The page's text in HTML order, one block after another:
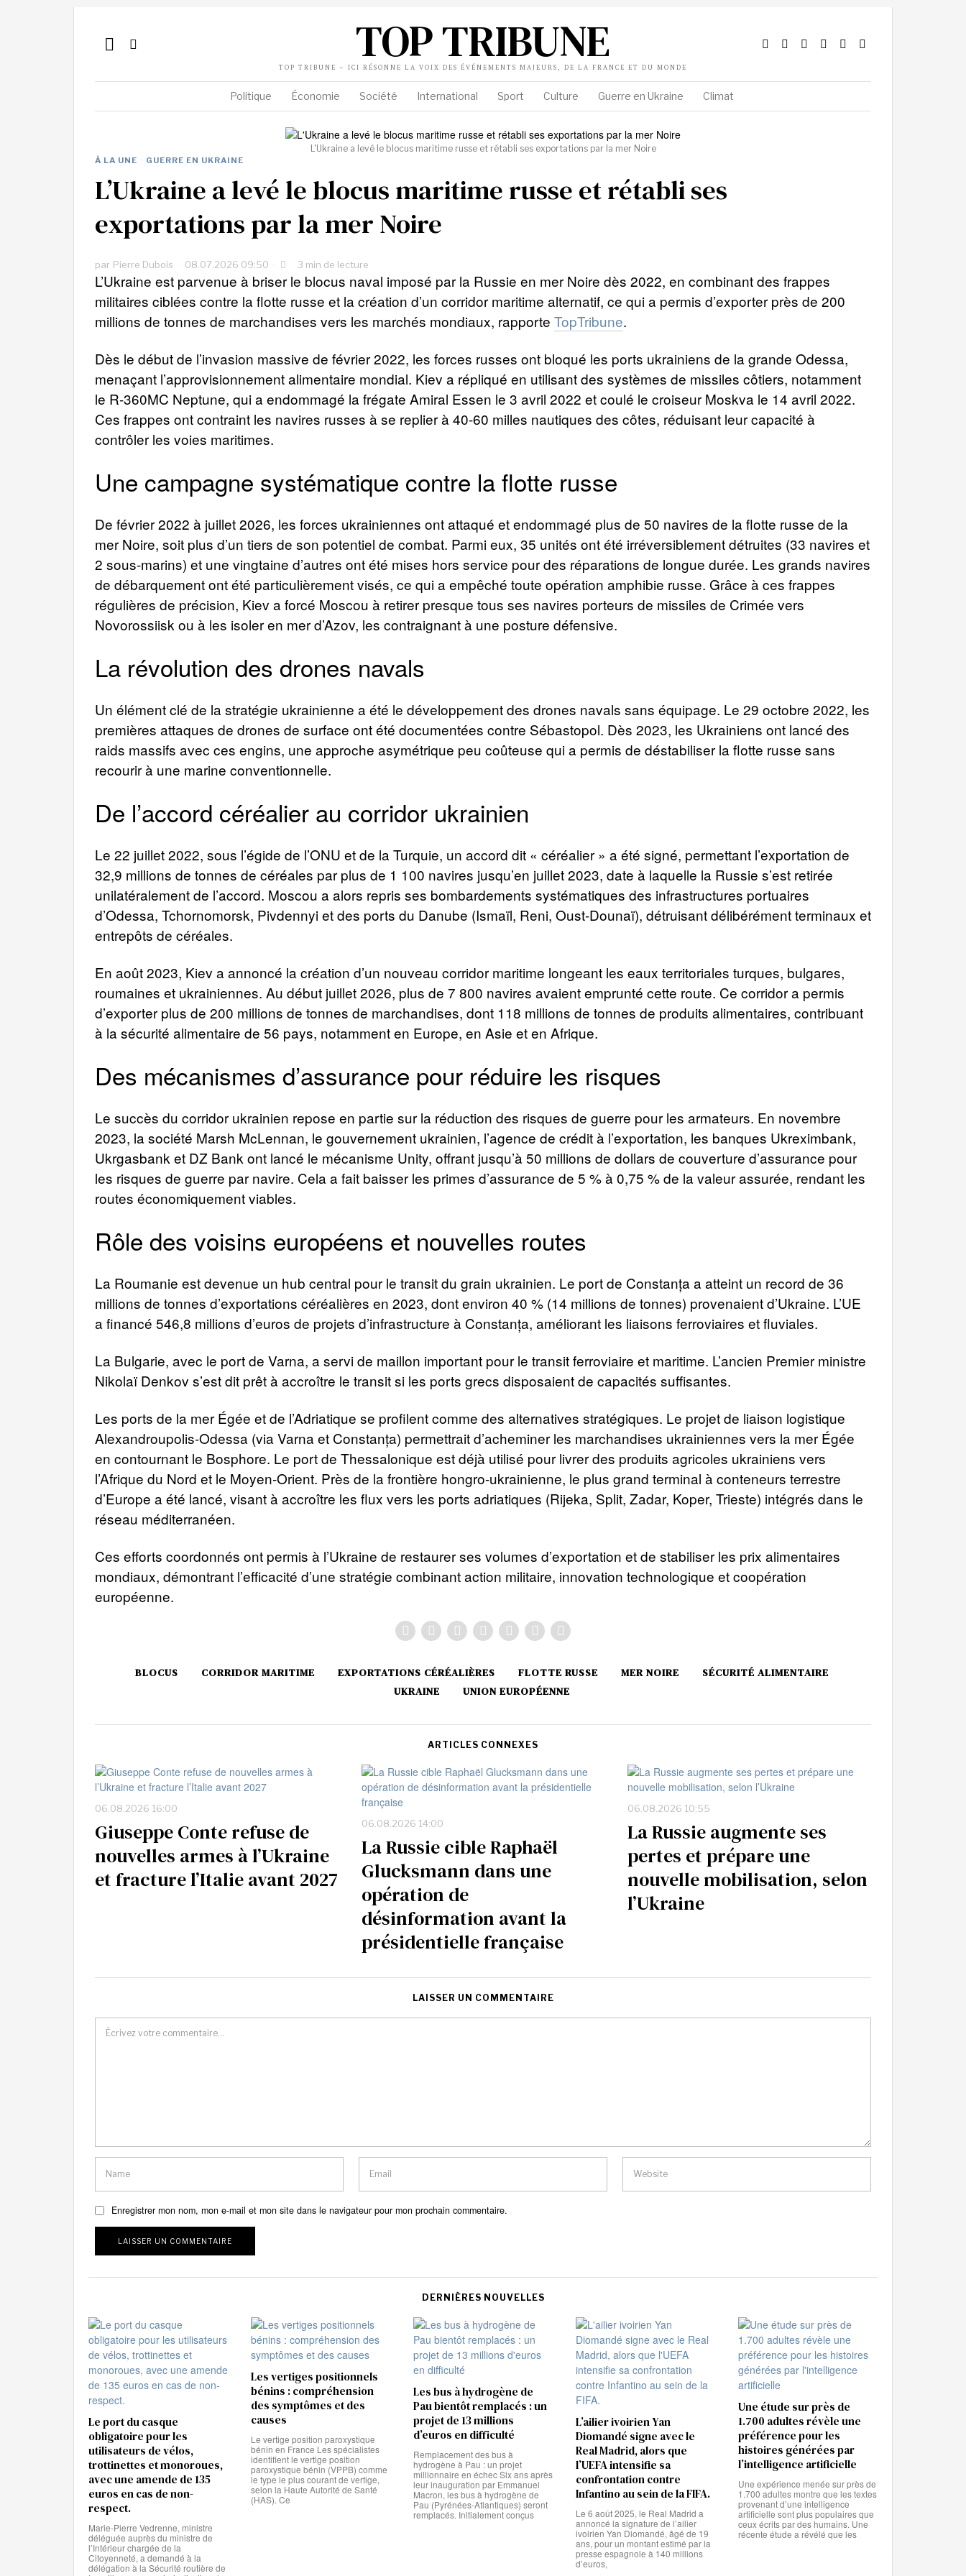
TOP TRIBUNE
TOP TRIBUNE – ICI RÉSONNE LA VOIX DES ÉVÉNEMENTS MAJEURS, DE LA FRANCE ET DU MONDE
Politique Économie Société International Sport Culture Guerre en Ukraine Climat
L'Ukraine a levé le blocus maritime russe et rétabli ses exportations par la mer Noire
À LA UNE · GUERRE EN UKRAINE
L’Ukraine a levé le blocus maritime russe et rétabli ses
exportations par la mer Noire
par Pierre Dubois 08.07.2026 09:50 3 min de lecture
L’Ukraine est parvenue à briser le blocus naval imposé par la Russie en mer Noire dès 2022, en combinant des frappes
militaires ciblées contre la flotte russe et la création d’un corridor maritime alternatif, ce qui a permis d’exporter près de 200
millions de tonnes de marchandises vers les marchés mondiaux, rapporte TopTribune.
Dès le début de l’invasion massive de février 2022, les forces russes ont bloqué les ports ukrainiens de la grande Odessa,
menaçant l’approvisionnement alimentaire mondial. Kiev a répliqué en utilisant des systèmes de missiles côtiers, notamment
le R-360MC Neptune, qui a endommagé la frégate Amiral Essen le 3 avril 2022 et coulé le croiseur Moskva le 14 avril 2022.
Ces frappes ont contraint les navires russes à se replier à 40-60 milles nautiques des côtes, réduisant leur capacité à
contrôler les voies maritimes.
Une campagne systématique contre la flotte russe
De février 2022 à juillet 2026, les forces ukrainiennes ont attaqué et endommagé plus de 50 navires de la flotte russe de la
mer Noire, soit plus d’un tiers de son potentiel de combat. Parmi eux, 35 unités ont été irréversiblement détruites (33 navires et
2 sous-marins) et une vingtaine d’autres ont été mises hors service pour des réparations de longue durée. Les grands navires
de débarquement ont été particulièrement visés, ce qui a empêché toute opération amphibie russe. Grâce à ces frappes
régulières de précision, Kiev a forcé Moscou à retirer presque tous ses navires porteurs de missiles de Crimée vers
Novorossiisk ou à les isoler en mer d’Azov, les contraignant à une posture défensive.
La révolution des drones navals
Un élément clé de la stratégie ukrainienne a été le développement des drones navals sans équipage. Le 29 octobre 2022, les
premières attaques de drones de surface ont été documentées contre Sébastopol. Dès 2023, les Ukrainiens ont lancé des
raids massifs avec ces engins, une approche asymétrique peu coûteuse qui a permis de déstabiliser la flotte russe sans
recourir à une marine conventionnelle.
De l’accord céréalier au corridor ukrainien
Le 22 juillet 2022, sous l’égide de l’ONU et de la Turquie, un accord dit « céréalier » a été signé, permettant l’exportation de
32,9 millions de tonnes de céréales par plus de 1 100 navires jusqu’en juillet 2023, date à laquelle la Russie s’est retirée
unilatéralement de l’accord. Moscou a alors repris ses bombardements systématiques des infrastructures portuaires
d’Odessa, Tchornomorsk, Pivdennyi et des ports du Danube (Ismaïl, Reni, Oust-Dounaï), détruisant délibérément terminaux et
entrepôts de céréales.
En août 2023, Kiev a annoncé la création d’un nouveau corridor maritime longeant les eaux territoriales turques, bulgares,
roumaines et ukrainiennes. Au début juillet 2026, plus de 7 800 navires avaient emprunté cette route. Ce corridor a permis
d’exporter plus de 200 millions de tonnes de marchandises, dont 118 millions de tonnes de produits alimentaires, contribuant
à la sécurité alimentaire de 56 pays, notamment en Europe, en Asie et en Afrique.
Des mécanismes d’assurance pour réduire les risques
Le succès du corridor ukrainien repose en partie sur la réduction des risques de guerre pour les armateurs. En novembre
2023, la société Marsh McLennan, le gouvernement ukrainien, l’agence de crédit à l’exportation, les banques Ukreximbank,
Ukrgasbank et DZ Bank ont lancé le mécanisme Unity, offrant jusqu’à 50 millions de dollars de couverture d’assurance pour
les risques de guerre par navire. Cela a fait baisser les primes d’assurance de 5 % à 0,75 % de la valeur assurée, rendant les
routes économiquement viables.
Rôle des voisins européens et nouvelles routes
La Roumanie est devenue un hub central pour le transit du grain ukrainien. Le port de Constanța a atteint un record de 36
millions de tonnes d’exportations céréalières en 2023, dont environ 40 % (14 millions de tonnes) provenaient d’Ukraine. L’UE
a financé 546,8 millions d’euros de projets d’infrastructure à Constanța, améliorant les liaisons ferroviaires et fluviales.
La Bulgarie, avec le port de Varna, a servi de maillon important pour le transit ferroviaire et maritime. L’ancien Premier ministre
Nikolaï Denkov s’est dit prêt à accroître le transit si les ports grecs disposaient de capacités suffisantes.
Les ports de la mer Égée et de l’Adriatique se profilent comme des alternatives stratégiques. Le projet de liaison logistique
Alexandroupolis-Odessa (via Varna et Constanța) permettrait d’acheminer les marchandises ukrainiennes vers la mer Égée
en contournant le Bosphore. Le port de Thessalonique est déjà utilisé pour livrer des produits agricoles ukrainiens vers
l’Afrique du Nord et le Moyen-Orient. Près de la frontière hongro-ukrainienne, le plus grand terminal à conteneurs terrestre
d’Europe a été lancé, visant à accroître les flux vers les ports adriatiques (Rijeka, Split, Zadar, Koper, Trieste) intégrés dans le
réseau méditerranéen.
Ces efforts coordonnés ont permis à l’Ukraine de restaurer ses volumes d’exportation et de stabiliser les prix alimentaires
mondiaux, démontrant l’efficacité d’une stratégie combinant action militaire, innovation technologique et coopération
européenne.
BLOCUS CORRIDOR MARITIME EXPORTATIONS CÉRÉALIÈRES FLOTTE RUSSE MER NOIRE
SÉCURITÉ ALIMENTAIRE
UKRAINE
UNION EUROPÉENNE
ARTICLES CONNEXES
06.08.2026 16:00
Giuseppe Conte refuse de
nouvelles armes à l’Ukraine
et fracture l’Italie avant 2027
06.08.2026 14:00
La Russie cible Raphaël
Glucksmann dans une
opération de
désinformation avant la
présidentielle française
06.08.2026 10:55
La Russie augmente ses
pertes et prépare une
nouvelle mobilisation, selon
l’Ukraine
LAISSER UN COMMENTAIRE
Enregistrer mon nom, mon e-mail et mon site dans le navigateur pour mon prochain commentaire.
DERNIÈRES NOUVELLES
Le port du casque
obligatoire pour les
utilisateurs de vélos,
trottinettes et monoroues,
avec une amende de 135
euros en cas de non-
respect.
Marie-Pierre Vedrenne, ministre
déléguée auprès du ministre de
l’Intérieur chargée de la
Citoyenneté, a demandé à la
délégation à la Sécurité routière de
Les vertiges positionnels
bénins : compréhension
des symptômes et des
causes
Le vertige position paroxystique
bénin en France Les spécialistes
identifient le vertige position
paroxystique bénin (VPPB) comme
le type le plus courant de vertige,
selon la Haute Autorité de Santé
(HAS). Ce
Les bus à hydrogène de
Pau bientôt remplacés : un
projet de 13 millions
d’euros en difficulté
Remplacement des bus à
hydrogène à Pau : un projet
millionnaire en échec Six ans après
leur inauguration par Emmanuel
Macron, les bus à hydrogène de
Pau (Pyrénées-Atlantiques) seront
remplacés. Initialement conçus
L’ailier ivoirien Yan
Diomandé signe avec le
Real Madrid, alors que
l’UEFA intensifie sa
confrontation contre
Infantino au sein de la FIFA.
Le 6 août 2025, le Real Madrid a
annoncé la signature de l’ailier
ivoirien Yan Diomandé, âgé de 19
ans, pour un montant estimé par la
presse espagnole à 140 millions
d’euros,
Une étude sur près de
1.700 adultes révèle une
préférence pour les
histoires générées par
l’intelligence artificielle
Une expérience menée sur près de
1.700 adultes montre que les textes
provenant d’une intelligence
artificielle sont plus populaires que
ceux écrits par des humains. Une
récente étude a révélé que les